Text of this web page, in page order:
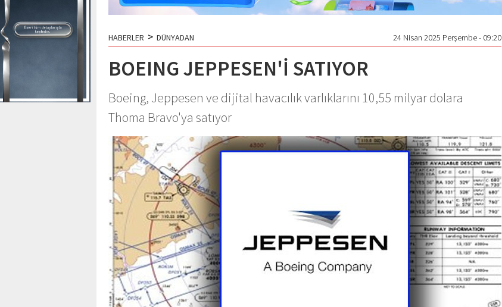
HABERLER > DÜNYADAN 24 Nisan 2025 Perşembe - 09:20
BOEING JEPPESEN'İ SATIYOR
Boeing, Jeppesen ve dijital havacılık varlıklarını 10,55 milyar dolara
Thoma Bravo'ya satıyor